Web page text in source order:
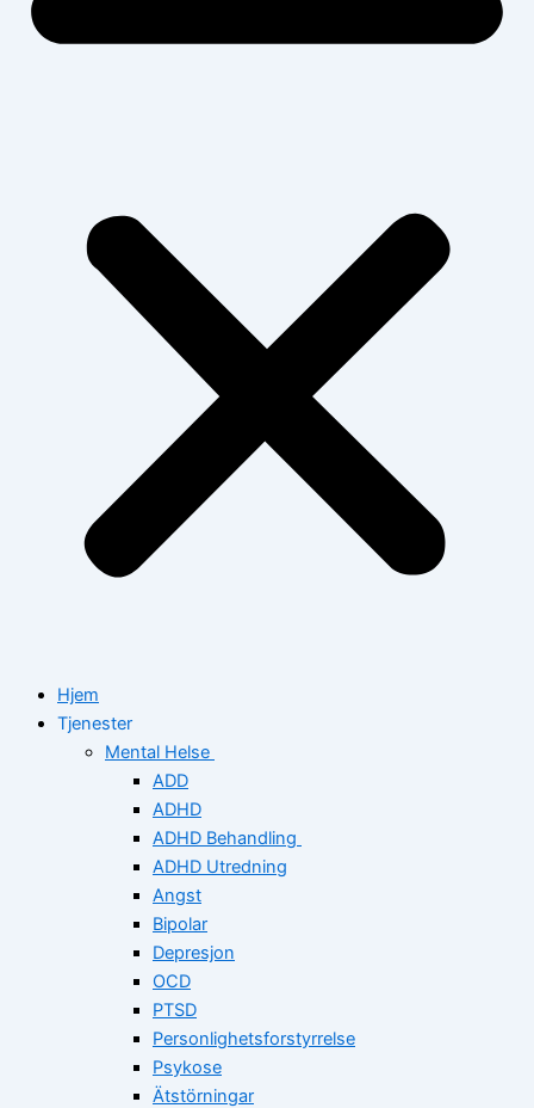
Hjem
Tjenester
Mental Helse
ADD
ADHD
ADHD Behandling
ADHD Utredning
Angst
Bipolar
Depresjon
OCD
PTSD
Personlighetsforstyrrelse
Psykose
Ätstörningar